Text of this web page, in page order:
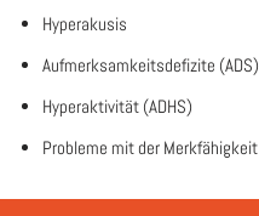
Hyperakusis
Aufmerksamkeitsdefizite (ADS)
Hyperaktivität (ADHS)
Probleme mit der Merkfähigkeit